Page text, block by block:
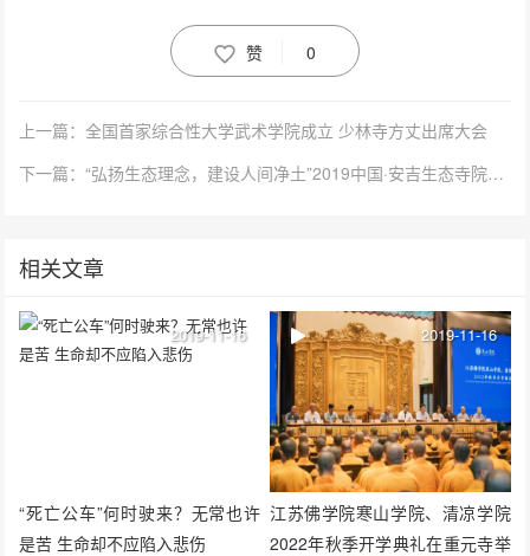
赞 0
上一篇：全国首家综合性大学武术学院成立 少林寺方丈出席大会
下一篇：“弘扬生态理念，建设人间净土”2019中国·安吉生态寺院建设论坛在灵峰讲寺举行
相关文章
“死亡公车”何时驶来？无常也许
是苦 生命却不应陷入悲伤
2019-11-16
江苏佛学院寒山学院、清凉学院
2022年秋季开学典礼在重元寺举
2019-11-16